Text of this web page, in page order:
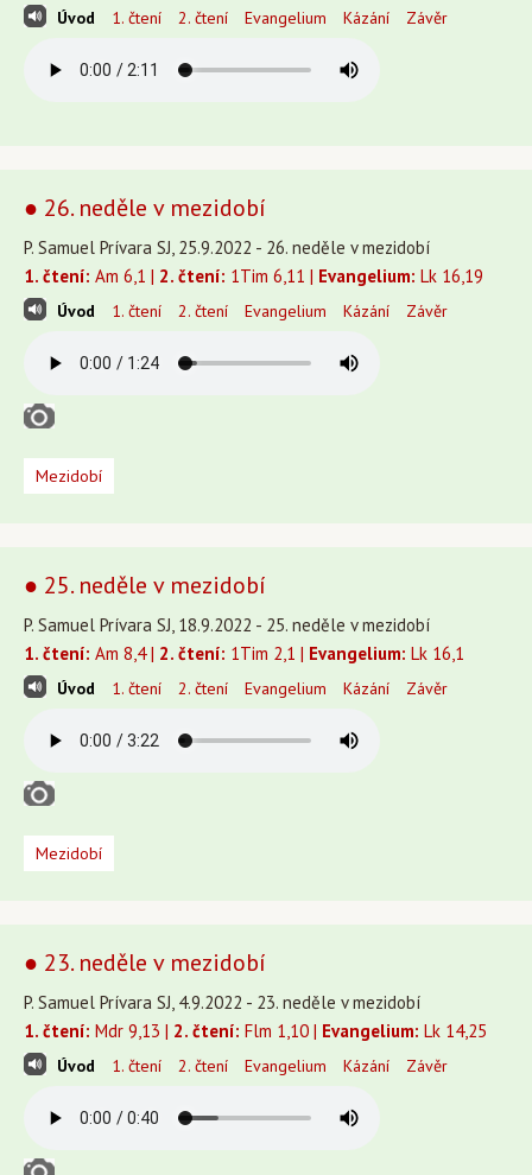
Úvod 1. čtení 2. čtení Evangelium Kázání Závěr
● 26. neděle v mezidobí
P. Samuel Prívara SJ, 25.9.2022 - 26. neděle v mezidobí
1. čtení: Am 6,1 | 2. čtení: 1Tim 6,11 | Evangelium: Lk 16,19
Úvod 1. čtení 2. čtení Evangelium Kázání Závěr
Mezidobí
● 25. neděle v mezidobí
P. Samuel Prívara SJ, 18.9.2022 - 25. neděle v mezidobí
1. čtení: Am 8,4 | 2. čtení: 1Tim 2,1 | Evangelium: Lk 16,1
Úvod 1. čtení 2. čtení Evangelium Kázání Závěr
Mezidobí
● 23. neděle v mezidobí
P. Samuel Prívara SJ, 4.9.2022 - 23. neděle v mezidobí
1. čtení: Mdr 9,13 | 2. čtení: Flm 1,10 | Evangelium: Lk 14,25
Úvod 1. čtení 2. čtení Evangelium Kázání Závěr